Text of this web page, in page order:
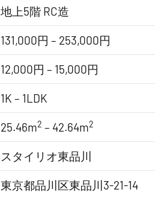
地上5階 RC造
131,000円 – 253,000円
12,000円 – 15,000円
1K – 1LDK
25.46m2 – 42.64m2
スタイリオ東品川
東京都品川区東品川3-21-14